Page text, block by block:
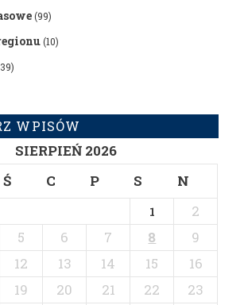
(99)
(10)
WPISÓW
SIERPIEŃ 2026
Ś C P S N
1
2
5 6 7 8
9
12 13 14 15
16
19 20 21 22
23